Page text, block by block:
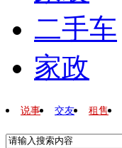
二手车
家政
说事 交友 租售